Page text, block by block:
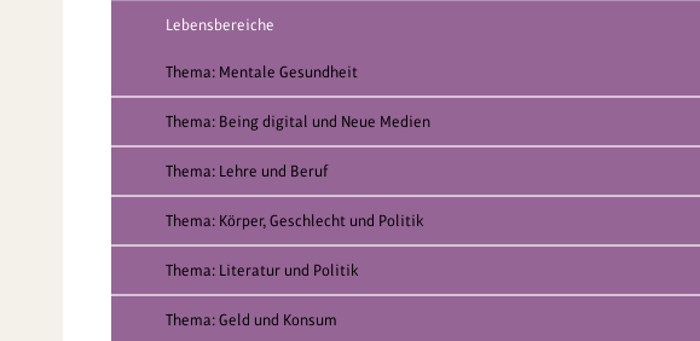
Lebensbereiche
Thema: Mentale Gesundheit
Thema: Being digital und Neue Medien
Thema: Lehre und Beruf
Thema: Körper, Geschlecht und Politik
Thema: Literatur und Politik
Thema: Geld und Konsum